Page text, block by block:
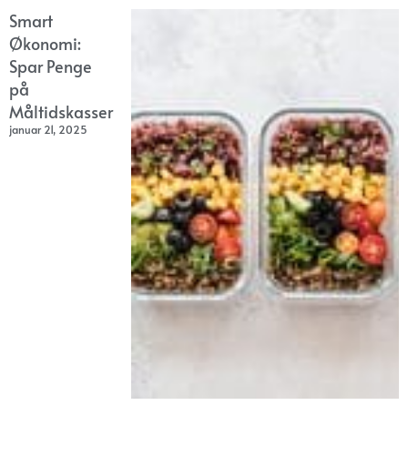
Smart
Økonomi:
Spar Penge
på
Måltidskasser
januar 21, 2025